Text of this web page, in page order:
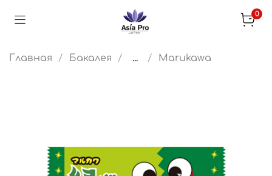
0
Главная Бакалея ... Marukawa